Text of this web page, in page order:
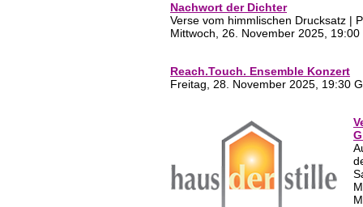
Nachwort der Dichter
Verse vom himmlischen Drucksatz |
Mittwoch, 26. November 2025,
Reach.Touch. Ensemble Konzert
Freitag, 28. November 2025, 19:30